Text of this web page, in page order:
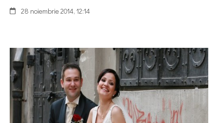
28 noiembrie 2014, 12:14